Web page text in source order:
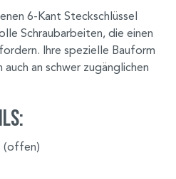
6-Kant Steckschlüssel
Schraubarbeiten, die einen
Ihre spezielle Bauform
an schwer zugänglichen
(offen)